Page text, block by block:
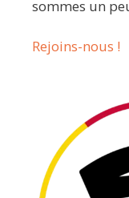
sommes un
Rejoins-nous !